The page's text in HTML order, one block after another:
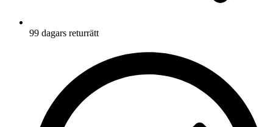
99 dagars returrätt